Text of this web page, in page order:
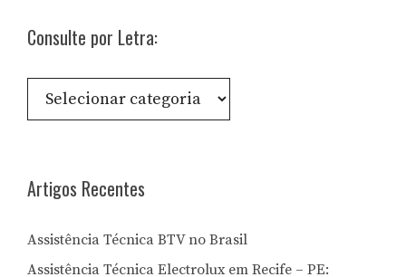
Consulte por Letra:
Consulte
Artigos Recentes
Assistência Técnica BTV no Brasil
Assistência Técnica Electrolux em Recife – PE: